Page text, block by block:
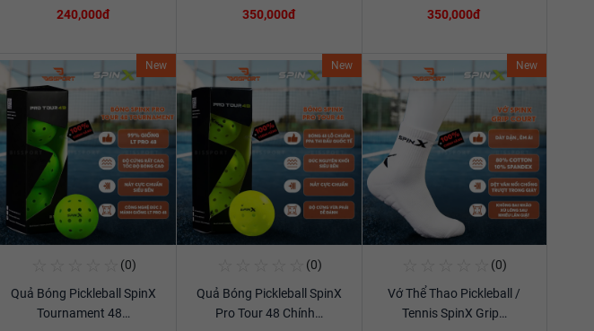
240,000đ
350,000đ
350,000đ
New
Xem chi tiết
(0)
Quả Bóng Pickleball SpinX
Tournament 48…
New
Xem chi tiết
(0)
Quả Bóng Pickleball SpinX
Pro Tour 48 Chính…
New
(0)
Vớ Thể Thao Pickleball /
Tennis SpinX Grip…